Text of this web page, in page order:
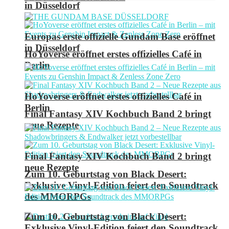
in Düsseldorf
HoYoverse eröffnet erstes offizielles Café in
Berlin
Final Fantasy XIV Kochbuch Band 2 bringt
neue Rezepte
Zum 10. Geburtstag von Black Desert:
Exklusive Vinyl-Edition feiert den Soundtrack
des MMORPGs
Europas erste offizielle Gundam Base eröffnet
in Düsseldorf
HoYoverse eröffnet erstes offizielles Café in
Berlin
Final Fantasy XIV Kochbuch Band 2 bringt
neue Rezepte
Zum 10. Geburtstag von Black Desert: